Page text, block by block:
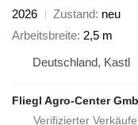
2026
Zustand neu
Arbeitsbreite 2,5 m
Deutschland, Kastl
Fliegl Agro-Center